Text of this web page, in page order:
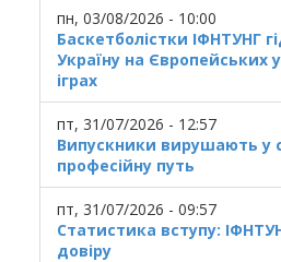
пн, 03/08/2026 - 10:00
Баскетболістки ІФНТУНГ
Україну на Європейських
іграх
пт, 31/07/2026 - 12:57
Випускники вирушають у
професійну путь
пт, 31/07/2026 - 09:57
Статистика вступу:
довіру